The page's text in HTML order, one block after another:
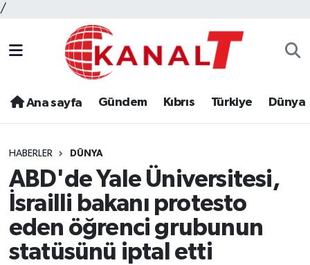
/
Ana sayfa Gündem Kıbrıs Türkiye Dünya
HABERLER DÜNYA
ABD'de Yale Üniversitesi,
İsrailli bakanı protesto
eden öğrenci grubunun
statüsünü iptal etti